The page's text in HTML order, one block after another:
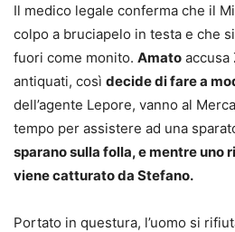
Il medico legale conferma che il
colpo a bruciapelo in testa e che
fuori come monito. Amato accusa
antiquati, così decide di fare a
dell’agente Lepore, vanno al
tempo per assistere ad una
sparano sulla folla, e mentre uno
viene catturato da Stefano.
Portato in questura, l’uomo si